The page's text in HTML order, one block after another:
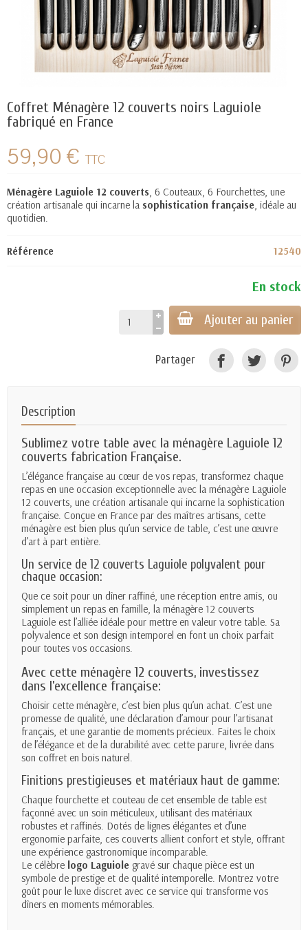
Coffret Ménagère 12 couverts noirs Laguiole
fabriqué en France
59,90 € TTC
Ménagère Laguiole 12 couverts , 6 Couteaux, 6 Fourchettes, une
création artisanale qui incarne la sophistication française , idéale au
quotidien.
Référence 12540
En stock
Ajouter au panier
Partager
Description
Sublimez votre table avec la ménagère Laguiole 12
couverts fabrication Française.
L’élégance française au cœur de vos repas, transformez chaque
repas en une occasion exceptionnelle avec la ménagère Laguiole
12 couverts, une création artisanale qui incarne la sophistication
française. Conçue en France par des maîtres artisans, cette
ménagère est bien plus qu’un service de table, c’est une œuvre
d’art à part entière.
Un service de 12 couverts Laguiole polyvalent pour
chaque occasion:
Que ce soit pour un dîner raffiné, une réception entre amis, ou
simplement un repas en famille, la ménagère 12 couverts
Laguiole est l’alliée idéale pour mettre en valeur votre table. Sa
polyvalence et son design intemporel en font un choix parfait
pour toutes vos occasions.
Avec cette ménagère 12 couverts, investissez
dans l’excellence française:
Choisir cette ménagère, c’est bien plus qu’un achat. C’est une
promesse de qualité, une déclaration d’amour pour l’artisanat
français, et une garantie de moments précieux. Faites le choix
de l’élégance et de la durabilité avec cette parure, livrée dans
son coffret en bois naturel.
Finitions prestigieuses et matériaux haut de gamme:
Chaque fourchette et couteau de cet ensemble de table est
façonné avec un soin méticuleux, utilisant des matériaux
robustes et raffinés. Dotés de lignes élégantes et d’une
ergonomie parfaite, ces couverts allient confort et style, offrant
une expérience gastronomique incomparable.
Le célèbre logo Laguiole gravé sur chaque pièce est un
symbole de prestige et de qualité intemporelle. Montrez votre
goût pour le luxe discret avec ce service qui transforme vos
dîners en moments mémorables.